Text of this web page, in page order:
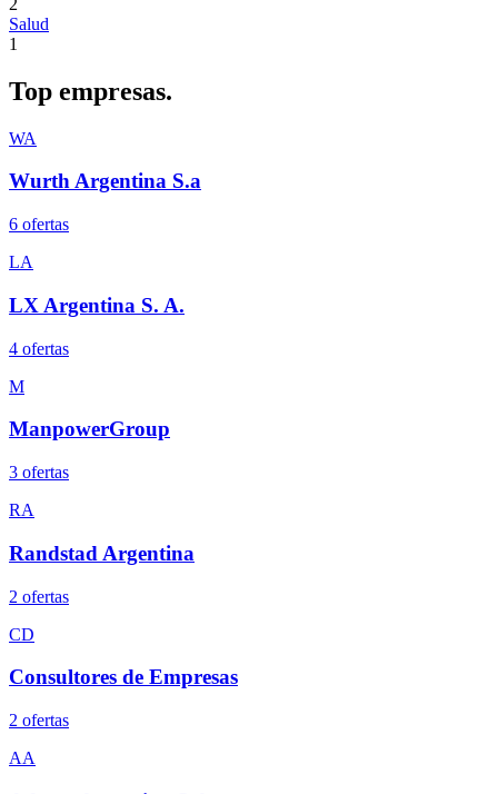
2
Salud
1
Top empresas.
WA
Wurth Argentina S.a
6 ofertas
LA
LX Argentina S. A.
4 ofertas
M
ManpowerGroup
3 ofertas
RA
Randstad Argentina
2 ofertas
CD
Consultores de Empresas
2 ofertas
AA